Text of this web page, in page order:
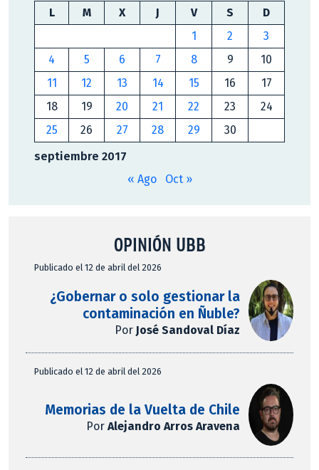
septiembre 2017
L M X J V S
D
1
2
3
4
5 6 7 8 9
10
11
12 13 14 15 16
17
18
19 20 21 22 23
24
25
26 27 28 29 30
« Ago Oct »
OPINIÓN UBB
Publicado el 12 de abril del 2026
¿Gobernar o solo gestionar la
contaminación en Ñuble?
Por José Sandoval Díaz
Publicado el 12 de abril del 2026
Memorias de la Vuelta de Chile
PorAlejandro Arros Aravena